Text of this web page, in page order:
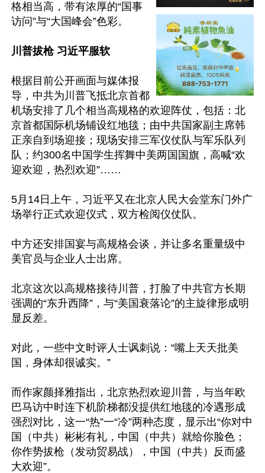
格相当高，带有浓厚的“国事
访问”与“大国峰会”色彩。
川普拔枪 习近平服软
根据目前公开画面与媒体报
导，中共为川普飞抵北京首都
机场安排了几个相当高规格的欢迎阵仗，包括：北
京首都国际机场铺设红地毯；由中共国家副主席韩
正亲自到场迎接；现场安排三军仪仗队与军乐队列
队；约300名中国学生挥舞中美两国国旗，高喊“欢
迎欢迎，热烈欢迎”……
5月14日上午，习近平又在北京人民大会堂东门外广
场举行正式欢迎仪式，双方检阅仪仗队。
中方还安排国宴与高规格会谈，并让多名重量级中
美官员与企业人士出席。
北京这次以高规格接待川普，打脸了中共官方长期
强调的“东升西降”，与“美国衰落论”的主旋律形成明
显反差。
对此，一些中文时评人士讽刺说：“嘴上天天批美
国，身体却很诚实。”
而作家颜择雅指出，北京热烈欢迎川普，与当年欧
巴马访中时连下机阶梯都没提供红地毯的冷遇形成
强烈对比，这一“热”一“冷”两种态度，显示出“你对中
国（中共）彬彬有礼，中国（中共）就给你脸色；
你作势拔枪（发动贸易战），中国（中共）反而盛
大欢迎”。